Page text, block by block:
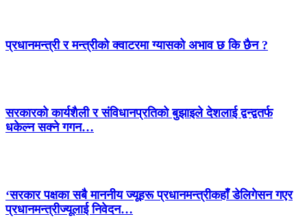
प्रधानमन्त्री र मन्त्रीको क्वाटरमा ग्यासको अभाव छ कि छैन ?
सरकारको कार्यशैली र संविधानप्रतिको बुझाइले देशलाई द्वन्द्वतर्फ
धकेल्न सक्ने गगन…
‘सरकार पक्षका सबै माननीय ज्यूहरू प्रधानमन्त्रीकहाँ डेलिगेसन गएर
प्रधानमन्त्रीज्यूलाई निवेदन…